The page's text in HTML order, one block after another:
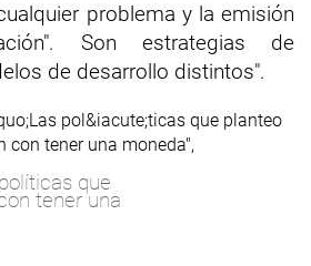
problema y la emisión
Son estrategias de
de desarrollo distintos".
que
tener una